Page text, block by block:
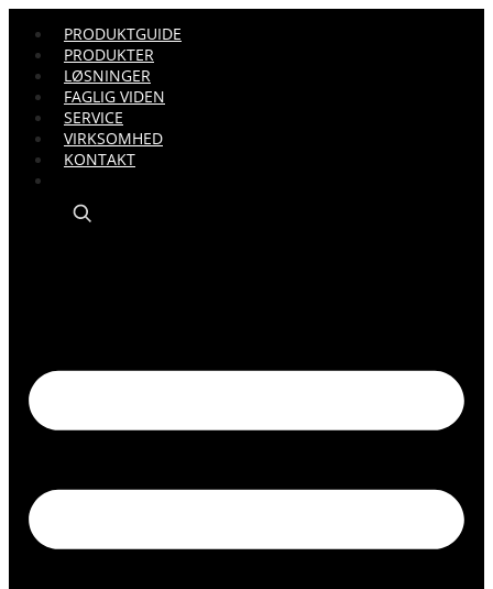
PRODUKTGUIDE
PRODUKTER
LØSNINGER
FAGLIG VIDEN
SERVICE
VIRKSOMHED
KONTAKT